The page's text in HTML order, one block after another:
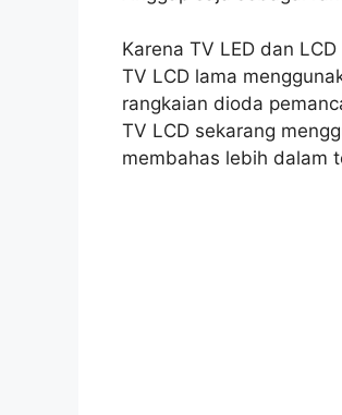
Karena TV LED dan
TV LCD lama
rangkaian dioda
TV LCD sekarang
membahas lebih dalam